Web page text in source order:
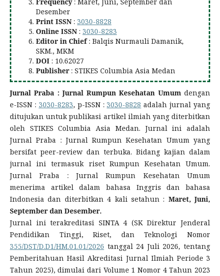
Desember
Print ISSN : 3030-8828
Online ISSN : 3030-8283
Editor in Chief: Balqis Nurmauli Damanik,
SKM., MKM
DOI : 10.62027
Publisher : STIKES Columbia Asia Medan
Jurnal Praba : Jurnal Rumpun Kesehatan Umumdengan
e-ISSN : 3030-8283, p-ISSN :3030-8828 adalah jurnal yang
ditujukan untuk publikasi artikel ilmiah yang diterbitkan
oleh STIKES Columbia Asia Medan. Jurnal ini adalah
Jurnal Praba : Jurnal Rumpun Kesehatan Umum yang
bersifat peer-review dan terbuka. Bidang kajian dalam
jurnal ini termasuk riset Rumpun Kesehatan Umum.
Jurnal Praba : Jurnal Rumpun Kesehatan Umum
menerima artikel dalam bahasa Inggris dan bahasa
Indonesia dan diterbitkan 4 kali setahun : Maret, Juni,
September dan Desember.
Jurnal ini terakreditasi SINTA 4 (SK Direktur Jenderal
Pendidikan Tinggi, Riset, dan Teknologi Nomor
355/DST/D.D1/HM.01.01/2026 tanggal 24 Juli 2026, tentang
Pemberitahuan Hasil Akreditasi Jurnal Ilmiah Periode 3
Tahun 2025), dimulai dari Volume 1 Nomor 4 Tahun 2023